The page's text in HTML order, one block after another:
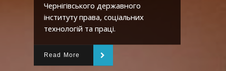
Чернігівського державного
інституту права, соціальних
технологій та праці.
Read More